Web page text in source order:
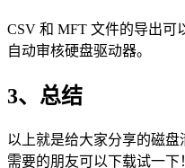
CSV 和 MFT 文件的导出可
自动审核硬盘驱动器。
3、总结
以上就是给大家分享的磁盘
需要的朋友可以下载试一下